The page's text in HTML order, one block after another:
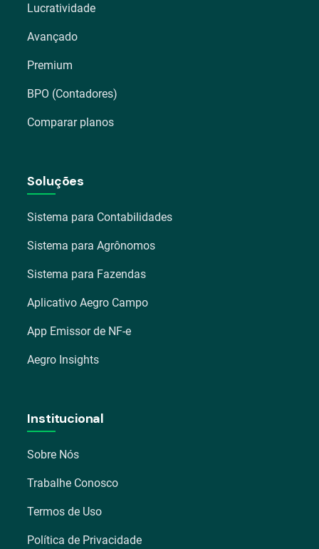
Lucratividade
Avançado
Premium
BPO (Contadores)
Comparar planos
Soluções
Sistema para Contabilidades
Sistema para Agrônomos
Sistema para Fazendas
Aplicativo Aegro Campo
App Emissor de NF-e
Aegro Insights
Institucional
Sobre Nós
Trabalhe Conosco
Termos de Uso
Política de Privacidade